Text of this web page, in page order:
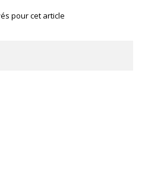
pour cet article